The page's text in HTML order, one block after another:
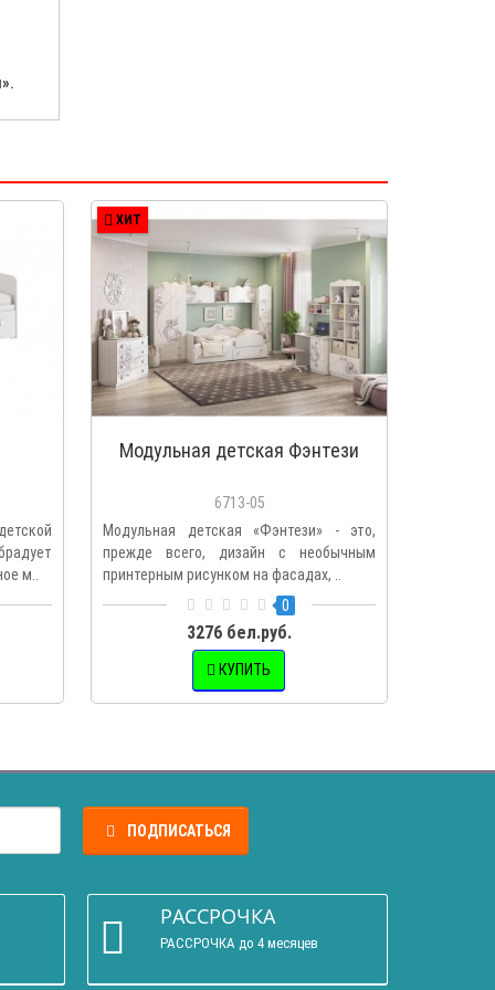
м..
ХИТ
Модульная детская Фэнтези
6713-05
Модульная детская «Фэнтези» - это,
прежде всего, дизайн с необычным
принтерным рисунком на фасадах, ..
0
3276 бел.руб.
КУПИТЬ
ПОДПИСАТЬСЯ
РАССРОЧКА
РАССРОЧКА до 4 месяцев